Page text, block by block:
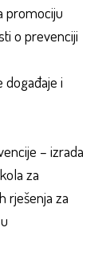
promociju
o prevenciji
i
– izrada
za
rješenja za